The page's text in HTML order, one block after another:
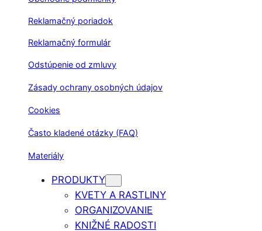
Reklamačný poriadok
Reklamačný formulár
Odstúpenie od zmluvy
Zásady ochrany osobných údajov
Cookies
Často kladené otázky (FAQ)
Materiály
PRODUKTY
KVETY A RASTLINY
ORGANIZOVANIE
KNIŽNÉ RADOSTI